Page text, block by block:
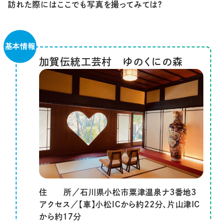
訪れた際にはここでも写真を撮ってみては？
加賀伝統工芸村 ゆのくにの森
住 所／石川県小松市粟津温泉ナ3番地３
アクセス／【車】小松ICから約22分、片山津IC
から約17分